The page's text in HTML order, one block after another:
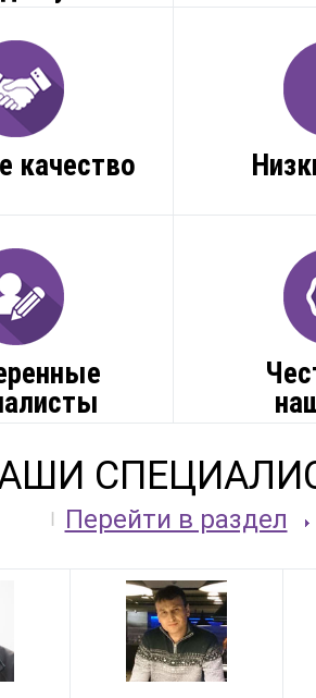
качество
Перейти в раздел